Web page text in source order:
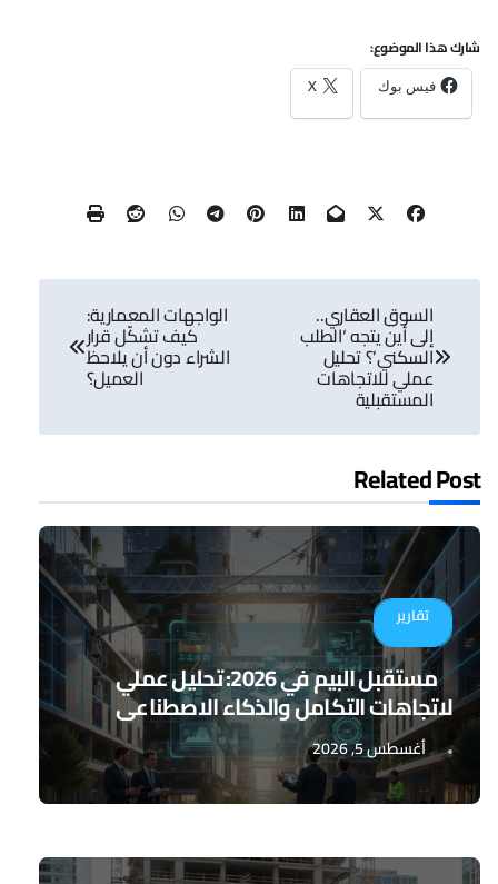
شارك هذا الموضوع:
فيس بوك X
تصفّح
المقالات
السوق العقاري..
إلى أين يتجه ‘الطلب
السكني’؟ تحليل
عملي للاتجاهات
المستقبلية
الواجهات المعمارية:
كيف تشكّل قرار
الشراء دون أن يلاحظ
العميل؟
Related Post
تقارير
مستقبل البيم في 2026: تحليل عملي
لاتجاهات التكامل والذكاء الاصطناعي
أغسطس 5, 2026